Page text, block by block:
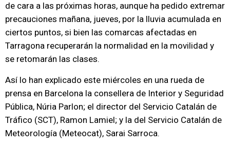
de cara a las próximas horas, aunque ha pedido extremar
precauciones mañana, jueves, por la lluvia acumulada en
ciertos puntos, si bien las comarcas afectadas en
Tarragona recuperarán la normalidad en la movilidad y
se retomarán las clases.
Así lo han explicado este miércoles en una rueda de
prensa en Barcelona la consellera de Interior y Seguridad
Pública, Núria Parlon; el director del Servicio Catalán de
Tráfico (SCT), Ramon Lamiel; y la del Servicio Catalán de
Meteorología (Meteocat), Sarai Sarroca.